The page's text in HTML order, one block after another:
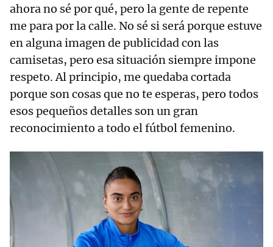
ahora no sé por qué, pero la gente de repente
me para por la calle. No sé si será porque estuve
en alguna imagen de publicidad con las
camisetas, pero esa situación siempre impone
respeto. Al principio, me quedaba cortada
porque son cosas que no te esperas, pero todos
esos pequeños detalles son un gran
reconocimiento a todo el fútbol femenino.